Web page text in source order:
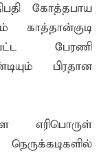
கோத்தபாய
காத்தான்குடி
பேரணி
பிரதான
எரிபொருள்